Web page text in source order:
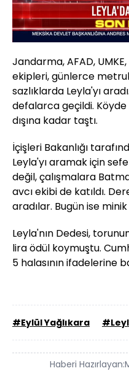
Sesi
Aç
Yüklendi
0%
Jandarma, AFAD,
ekipleri, günlerce
sazlıklarda Leyla'yı
defalarca geçildi.
dışına kadar taştı.
İçişleri Bakanlığı
Leyla'yı aramak için
değil, çalışmalara
avcı ekibi de katıldı.
aradılar. Bugün ise
Leyla'nın Dedesi,
lira ödül koymuştu.
5 halasının ifadelerine
#Eylül Yağlıkara
Haberi Hazırlayan: